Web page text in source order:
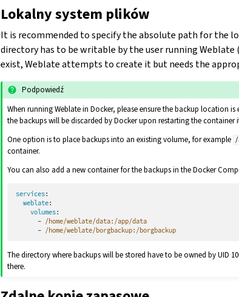
Lokalny system plików
It is recommended to specify the absolute path for the
directory has to be writable by the user running Weblate
exist, Weblate attempts to create it but needs the
Podpowiedź
When running Weblate in Docker, please ensure the backup location
the backups will be discarded by Docker upon restarting the container
One option is to place backups into an existing volume, for example /
container.
You can also add a new container for the backups in the Docker
services:
weblate:
volumes:
- /home/weblate/data:/app/data
- /home/weblate/borgbackup:/borgbackup
The directory where backups will be stored have to be owned by UID
there.